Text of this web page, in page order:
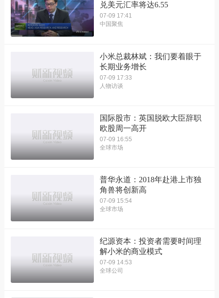
兑美元汇率将达6.55
07-09 17:41
中国聚焦
小米总裁林斌：我们要着眼于
长期业务增长
07-09 17:33
人物访谈
国际股市：英国脱欧大臣辞职
欧股周一高开
07-09 16:55
全球市场
普华永道：2018年赴港上市独
角兽将创新高
07-09 15:54
全球市场
纪源资本：投资者需要时间理
解小米的商业模式
07-09 14:53
全球公司